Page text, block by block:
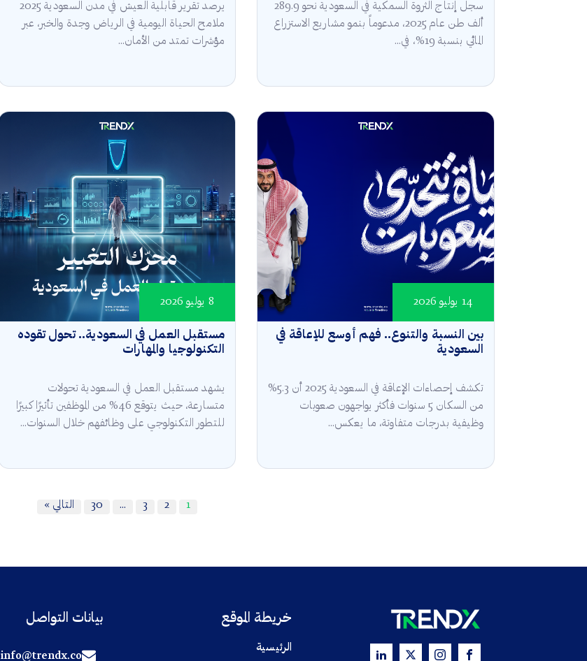
سجل إنتاج الثروة السمكية في السعودية نحو 289.9
ألف طن عام 2025، مدعوماً بنمو مشاريع الاستزراع
المائي بنسبة 19%، في...
يرصد تقرير قابلية العيش في مدن السعودية 2025
ملامح الحياة اليومية في الرياض وجدة والخبر، عبر
مؤشرات تمتد من الأمان...
بين النسبة والتنوع.. فهم أوسع للإعاقة في
السعودية
14 يوليو 2026
تكشف إحصاءات الإعاقة في السعودية 2025 أن 5.3%
من السكان 5 سنوات فأكثر يواجهون صعوبات
وظيفية بدرجات متفاوتة، ما يعكس...
مستقبل العمل في السعودية.. تحول تقوده
التكنولوجيا والمهارات
8 يوليو 2026
يشهد مستقبل العمل في السعودية تحولات
متسارعة، حيث يتوقع 46% من الموظفين تأثيرًا كبيرًا
للتطور التكنولوجي على وظائفهم خلال السنوات...
1
2
3
…
30 التالي »
خريطة الموقع
الرئيسية
بيانات التواصل
info@trendx.co